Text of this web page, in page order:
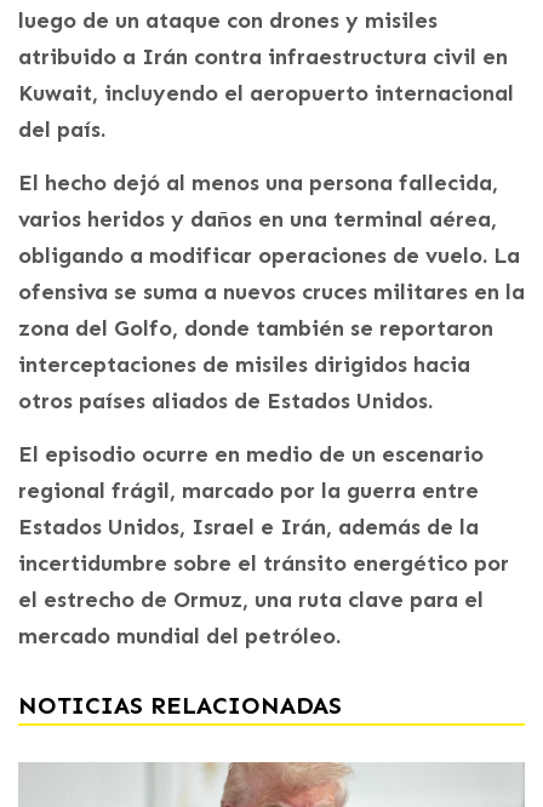
luego de un ataque con drones y misiles
atribuido a Irán contra infraestructura civil en
Kuwait, incluyendo el aeropuerto internacional
del país.
El hecho dejó al menos una persona fallecida,
varios heridos y daños en una terminal aérea,
obligando a modificar operaciones de vuelo. La
ofensiva se suma a nuevos cruces militares en la
zona del Golfo, donde también se reportaron
interceptaciones de misiles dirigidos hacia
otros países aliados de Estados Unidos.
El episodio ocurre en medio de un escenario
regional frágil, marcado por la guerra entre
Estados Unidos, Israel e Irán, además de la
incertidumbre sobre el tránsito energético por
el estrecho de Ormuz, una ruta clave para el
mercado mundial del petróleo.
NOTICIAS RELACIONADAS